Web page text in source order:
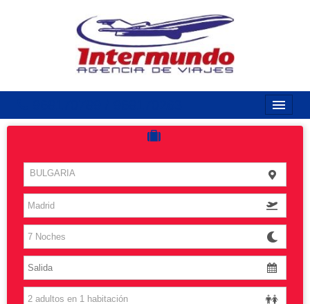
Costas
Vuelos
Islas
Caribe
Grandes Viajes
BULGARIA